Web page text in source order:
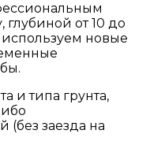
от 10 до
используем новые
и типа грунта,
(без заезда на